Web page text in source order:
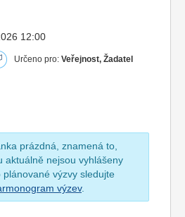
12:00
Určeno pro: Veřejnost, Žadatel
prázdná, znamená to,
aktuálně nejsou vyhlášeny
plánované výzvy sledujte
výzev.